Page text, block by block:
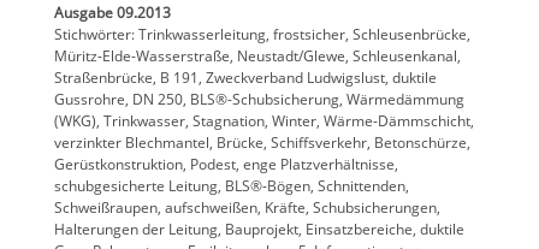
Ausgabe 09.2013
Stichwörter: Trinkwasserleitung, frostsicher, Schleusenbrücke,
Müritz-Elde-Wasserstraße, Neustadt/Glewe, Schleusenkanal,
Straßenbrücke, B 191, Zweckverband Ludwigslust, duktile
Gussrohre, DN 250, BLS®-Schubsicherung, Wärmedämmung
(WKG), Trinkwasser, Stagnation, Winter, Wärme-Dämmschicht,
verzinkter Blechmantel, Brücke, Schiffsverkehr, Betonschürze,
Gerüstkonstruktion, Podest, enge Platzverhältnisse,
schubgesicherte Leitung, BLS®-Bögen, Schnittenden,
Schweißraupen, aufschweißen, Kräfte, Schubsicherungen,
Halterungen der Leitung, Bauprojekt, Einsatzbereiche, duktile